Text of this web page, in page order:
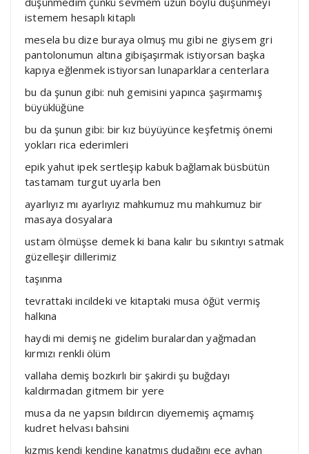
istemem hesaplı kitaplı
mesela bu dize buraya olmuş mu gibi ne giysem gri
pantolonumun altına gibişaşırmak istiyorsan başka
kapıya eğlenmek istiyorsan lunaparklara centerlara
bu da şunun gibi: nuh gemisini yapınca şaşırmamış
büyüklüğüne
bu da şunun gibi: bir kız büyüyünce keşfetmiş önemi
yokları rica ederimleri
epik yahut ipek sertleşip kabuk bağlamak büsbütün
tastamam turgut uyarla ben
ayarlıyız mı ayarlıyız mahkumuz mu mahkumuz bir
masaya dosyalara
ustam ölmüşse demek ki bana kalır bu sıkıntıyı satmak
güzelleşir dillerimiz
taşınma
tevrattaki incildeki ve kitaptaki musa öğüt vermiş
halkına
haydi mi demiş ne gidelim buralardan yağmadan
kırmızı renkli ölüm
vallaha demiş bozkırlı bir şakirdi şu buğdayı
kaldırmadan gitmem bir yere
musa da ne yapsın bıldırcın diyememiş açmamış
kudret helvası bahsini
kızmış kendi kendine kanatmış dudağını ece ayhan